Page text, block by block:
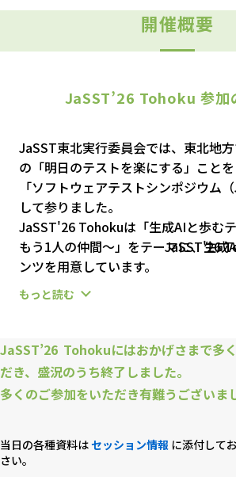
開催概要
JaSST’26 Tohoku 参加
JaSST東北実行委員会では、東北地
の「明日のテストを楽にする」こと
「ソフトウェアテストシンポジウム
して参りました。
JaSST'26 Tohokuは「生成AIと歩む
もう1人の仲間〜」をテーマに、生成
ンツを用意しています。
今回は「これから生成AIを使いこなし
えているエンジニアの方や、使い始め
AIを「魔法の杖」としてではなく、
トを創り上げる「もう1人の仲間」と
そんな未来を皆さまと考えてみたいと
基調講演として「『AIｘQAの羅針盤
献」と題しまして、松木様に生成AI
遷についてお話しいただきます。複数
JaSST'26
もっと読む
JaSST’26 Tohokuにはおかげさまで多
だき、盛況のうち終了しました。
多くのご参加をいただき有難うございま
当日の各種資料はセッション情報 に添付して
さい。